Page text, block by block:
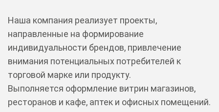
Наша компания реализует проекты,
направленные на формирование
индивидуальности брендов, привлечение
внимания потенциальных потребителей к
торговой марке или продукту.
Выполняется оформление витрин магазинов,
ресторанов и кафе, аптек и офисных помещений.